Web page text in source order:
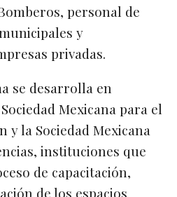
personal de
y
privadas.
se desarrolla en
Mexicana para el
y la Sociedad Mexicana
instituciones que
de capacitación,
de los espacios